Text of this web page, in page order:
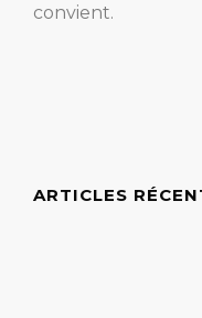
convient.
ARTICLES